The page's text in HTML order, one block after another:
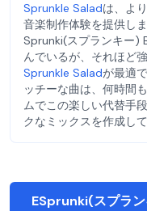
Sprunkle Saladは、よ
音楽制作体験を提供し
Sprunki(スプランキー)
んでいるが、それほど
Sprunkle Saladが最適
ッチーな曲は、何時間
ムでこの楽しい代替手
クなミックスを作成し
ESprunki(スプラ